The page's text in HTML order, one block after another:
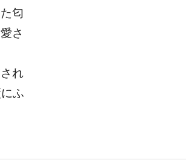
匂
さ
れ
ふ